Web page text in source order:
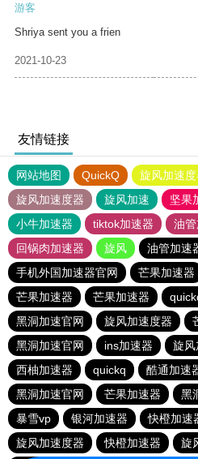
游客
Shriya sent you a frien
2021-10-23
友情链接
网站地图 QuickQ 旋风加速度
旋风加速度器
旋风加速 坚果
小牛加速器
tiktok加速器 油
回锅肉加速器
旋风 油管加速
手机外国加速器官网
芒果加速器
芒果加速器
芒果加速器
黑洞加速官网
旋风加速度器
黑洞加速官网
ins加速器 旋风
西柚加速器
quickq 酷通加速
黑洞加速官网
芒果加速器 黑
暴雪vp
银河加速器 快橙加速
旋风加速度器
快橙加速器 旋